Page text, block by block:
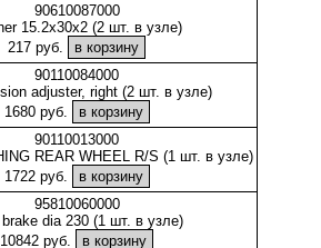
90610087000
15.2x30x2 (2 шт. в узле)
217 руб.
90110084000
adjuster, right (2 шт. в узле)
1680 руб.
90110013000
REAR WHEEL R/S (1 шт. в узле)
1722 руб.
95810060000
dia 230 (1 шт. в узле)
10842 руб.